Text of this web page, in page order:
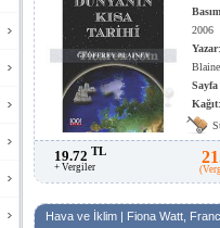
2006
Yazar
Sayfa
Kağıt
Kağıt
19.72 TL
+ Vergiler
Hava ve İklim | Fiona Watt,